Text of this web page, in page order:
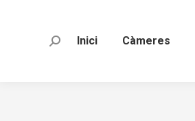
Inici Càmeres
Search: